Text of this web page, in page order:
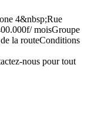
4&nbsp;Rue
moisGroupe
la routeConditions
nous pour tout